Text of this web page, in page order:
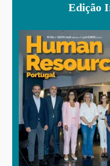
Edição